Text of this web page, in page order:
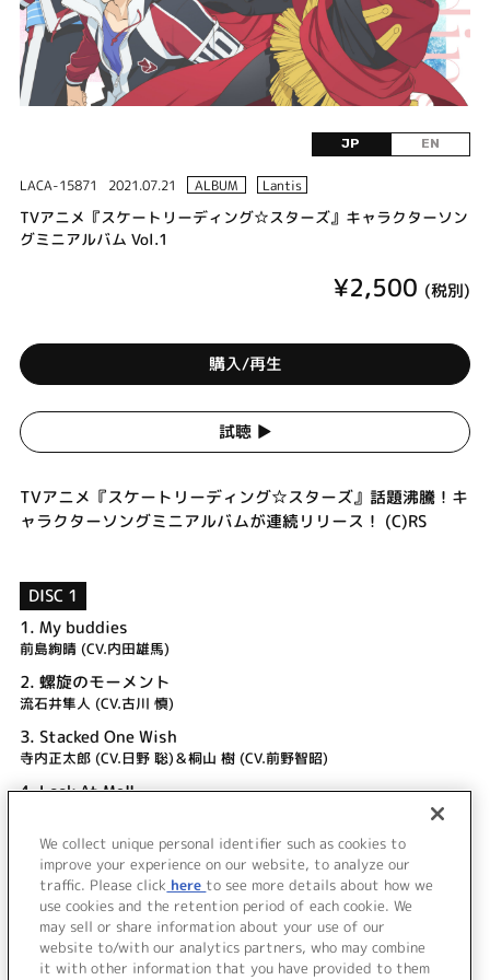
JP EN
LACA-15871 2021.07.21 ALBUM Lantis
TVアニメ『スケートリーディング☆スターズ』キャラクターソン
グミニアルバム Vol.1
¥2,500 (税別)
購入/再生
試聴 ▶︎
TVアニメ『スケートリーディング☆スターズ』話題沸騰！キ
ャラクターソングミニアルバムが連続リリース！ (C)RS
DISC 1
1. My buddies
前島絢晴 (CV.内田雄馬)
2. 螺旋のモーメント
流石井隼人 (CV.古川 慎)
3. Stacked One Wish
寺内正太郎 (CV.日野 聡)＆桐山 樹 (CV.前野智昭)
4.Look At Me!!
シンクロ☆ハッピーデイズ
望月雪光 (CV.花江夏樹)＆窪田智之 (CV.佐藤 元)
＜ BACK
We collect unique personal identifier such as cookies to
improve your experience on our website, to analyze our
traffic. Please click here to see more details about how we
use cookies and the retention period of each cookie. We
may sell or share information about your use of our
website to/with our analytics partners, who may combine
it with other information that you have provided to them